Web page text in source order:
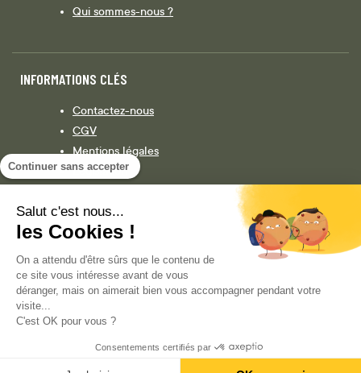
Continuer sans accepter
Salut c'est nous...
les Cookies !
On a attendu d'être sûrs que le contenu de
ce site vous intéresse avant de vous
déranger, mais on aimerait bien vous accompagner pendant votre
visite...
C'est OK pour vous ?
Consentements certifiés par
Qui sommes-nous ?
INFORMATIONS CLÉS
Contactez-nous
CGV
Mentions légales
Législation
Facebook Instagram
COPYRIGHT © 2013-AUJOURD'HUI MAGENTO, INC. TOUS DROITS RÉSERVÉS.